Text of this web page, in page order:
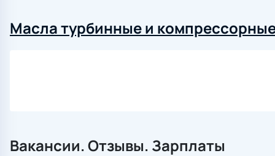
Масла турбинные и
Вакансии. Отзывы. Зарплаты